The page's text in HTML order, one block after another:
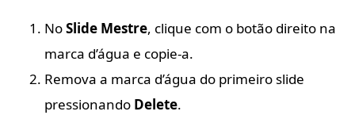
NoSlide Mestre, clique com o botão direito na
marca d’água e copie-a.
Remova a marca d’água do primeiro slide
pressionando Delete.